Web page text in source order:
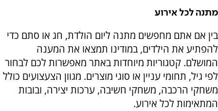
מתנה לכל אירוע
בין אם אתם מחפשים מתנה ליום הולדת, חג או סתם כדי
להפתיע את הילדים, במודינו תמצאו את המענה
המושלם. קטגוריות מיוחדות באתר מאפשרות לכם לבחור
לפי גיל, תחומי עניין או סוגי מוצרים. מגוון הצעצועים כולל
משחקי הרכבה, משחקי חשיבה, ערכות יצירה, ובובות
המתאימות לכל אירוע.